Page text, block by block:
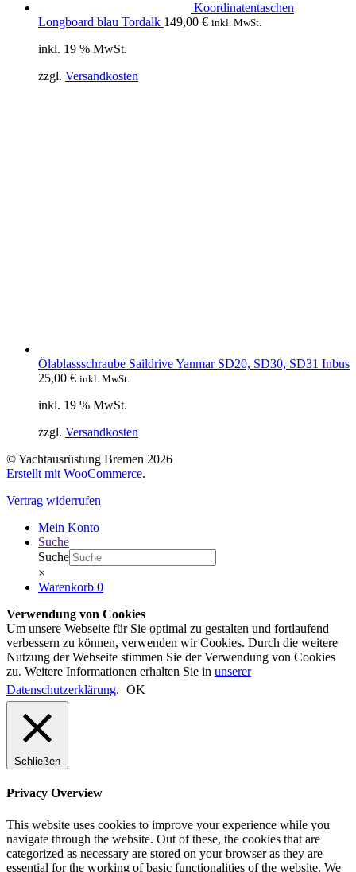
Koordinatentaschen
Longboard blau Tordalk 149,00 € inkl. MwSt.
inkl. 19 % MwSt.
zzgl. Versandkosten
Ölablassschraube Saildrive Yanmar SD20, SD30, SD31 Inbus
25,00 € inkl. MwSt.
inkl. 19 % MwSt.
zzgl. Versandkosten
© Yachtausrüstung Bremen 2026
Erstellt mit WooCommerce.
Vertrag widerrufen
Mein Konto
Suche
Suche
×
Warenkorb 0
Verwendung von Cookies
Um unsere Webseite für Sie optimal zu gestalten und fortlaufend
verbessern zu können, verwenden wir Cookies. Durch die weitere
Nutzung der Webseite stimmen Sie der Verwendung von Cookies
zu. Weitere Informationen erhalten Sie in unserer
Datenschutzerklärung. OK
Schließen
Privacy Overview
This website uses cookies to improve your experience while you
navigate through the website. Out of these, the cookies that are
categorized as necessary are stored on your browser as they are
essential for the working of basic functionalities of the website. We